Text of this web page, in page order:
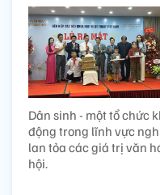
Dân sinh - một tổ chức
động trong lĩnh vực
lan tỏa các giá trị văn
hội.